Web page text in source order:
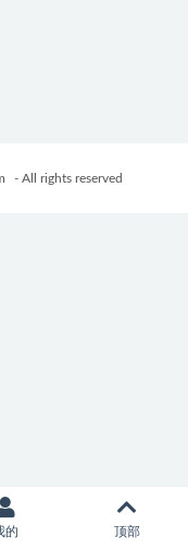
- All rights reserved
的 顶部